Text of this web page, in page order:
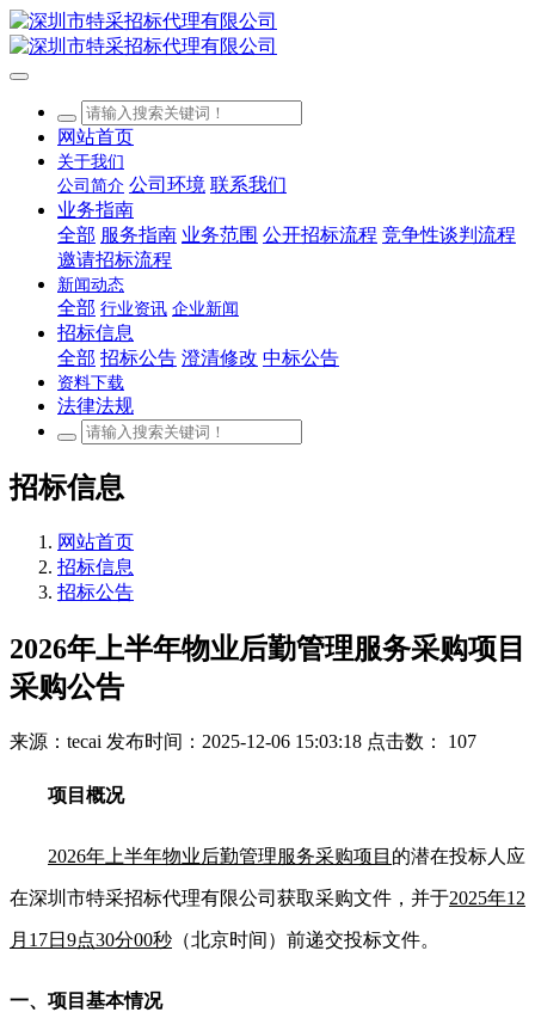
网站首页
关于我们
公司简介 公司环境 联系我们
业务指南
全部 服务指南 业务范围 公开招标流程 竞争性谈判流程
邀请招标流程
新闻动态
全部 行业资讯 企业新闻
招标信息
全部 招标公告 澄清修改 中标公告
资料下载
法律法规
招标信息
网站首页
招标信息
招标公告
2026年上半年物业后勤管理服务采购项目
采购公告
来源：tecai 发布时间：2025-12-06 15:03:18 点击数： 107
项目概况
2026年上半年物业后勤管理服务采购项目 的潜在投标人应
在深圳市特采招标代理有限公司获取采购文件，并于2025年12
月17日9点30分00秒 （北京时间）前递交投标文件。
一、项目基本情况